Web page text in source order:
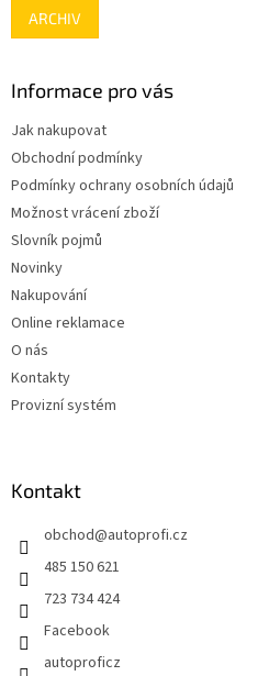
ARCHIV
Informace pro vás
Jak nakupovat
Obchodní podmínky
Podmínky ochrany osobních údajů
Možnost vrácení zboží
Slovník pojmů
Novinky
Nakupování
Online reklamace
O nás
Kontakty
Provizní systém
Kontakt
obchod@autoprofi.cz
485 150 621
723 734 424
Facebook
autoproficz